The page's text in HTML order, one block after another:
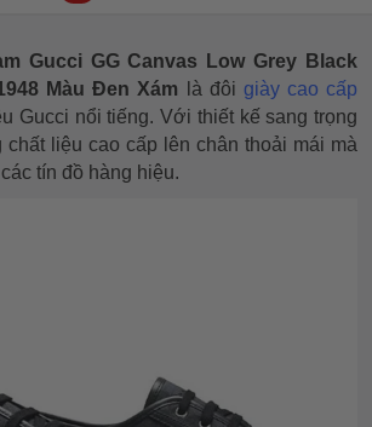
Gucci GG Canvas Low Grey Black
Màu Đen Xám là đôi giày cao cấp
Gucci nổi tiếng. Với thiết kế sang trọng
chất liệu cao cấp lên chân thoải mái mà
tín đồ hàng hiệu.